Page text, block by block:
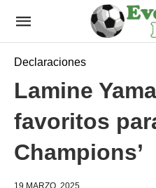
Declaraciones
Lamine
favoritos
Champions’
19 MARZO, 2025